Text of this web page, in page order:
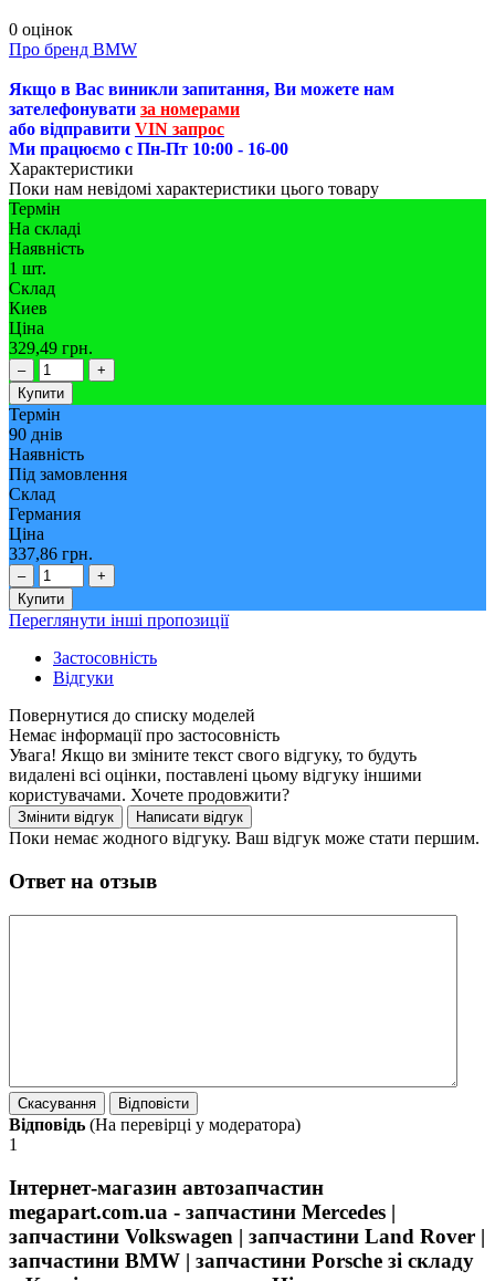
0 оцінок
Про бренд BMW
Якщо в Вас виникли запитання, Ви можете нам
зателефонувати за номерами
або відправити VIN запрос
Ми працюємо с Пн-Пт 10:00 - 16-00
Характеристики
Поки нам невідомі характеристики цього товару
Термін
На складі
Наявність
1 шт.
Склад
Киев
Ціна
329,49 грн.
–
+
Купити
Термін
90 днів
Наявність
Під замовлення
Склад
Германия
Ціна
337,86 грн.
–
+
Купити
Переглянути інші пропозиції
Застосовність
Відгуки
Немає інформації про застосовність
Увага! Якщо ви зміните текст свого відгуку, то будуть
видалені всі оцінки, поставлені цьому відгуку іншими
користувачами. Хочете продовжити?
Поки немає жодного відгуку. Ваш відгук може стати першим.
Ответ на отзыв
Відповідь (На перевірці у модератора)
1
Інтернет-магазин автозапчастин
megapart.com.ua - запчастини Mercedes |
запчастини Volkswagen | запчастини Land Rover |
запчастини BMW | запчастини Porsche зі складу